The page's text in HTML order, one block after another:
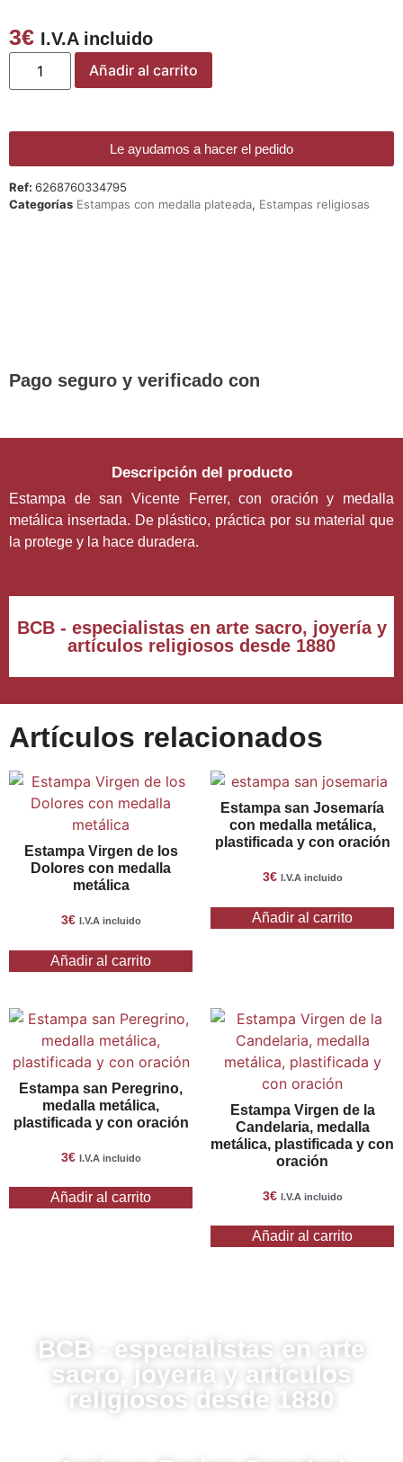
3€ I.V.A incluido
Añadir al carrito
Le ayudamos a hacer el pedido
Ref: 6268760334795
Categorías Estampas con medalla plateada, Estampas religiosas
Pago seguro y verificado con
Descripción del producto
Estampa de san Vicente Ferrer, con oración y medalla
metálica insertada. De plástico, práctica por su material que
la protege y la hace duradera.
BCB - especialistas en arte sacro, joyería y
artículos religiosos desde 1880
Artículos relacionados
Estampa Virgen de los
Dolores con medalla
metálica
3€ I.V.A incluido
Añadir al carrito
Estampa san Josemaría
con medalla metálica,
plastificada y con oración
3€ I.V.A incluido
Añadir al carrito
Estampa san Peregrino,
medalla metálica,
plastificada y con oración
3€ I.V.A incluido
Añadir al carrito
Estampa Virgen de la
Candelaria, medalla
metálica, plastificada y con
oración
3€ I.V.A incluido
Añadir al carrito
BCB - especialistas en arte
sacro, joyería y artículos
religiosos desde 1880